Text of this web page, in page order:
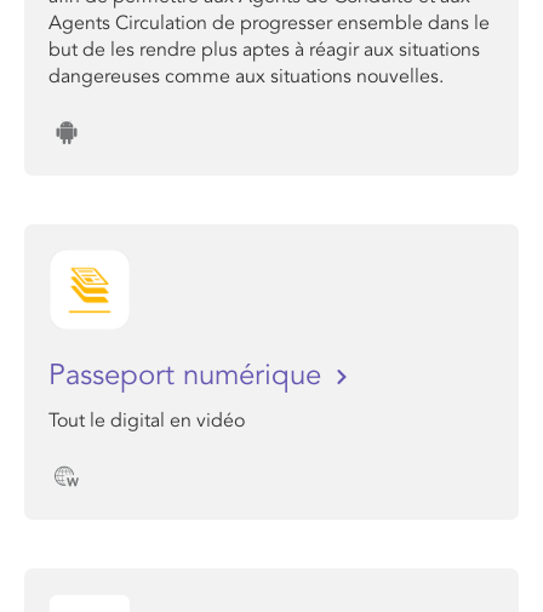
Agents Circulation de progresser ensemble dans le
but de les rendre plus aptes à réagir aux situations
dangereuses comme aux situations nouvelles.
Passeport numérique
Tout le digital en vidéo